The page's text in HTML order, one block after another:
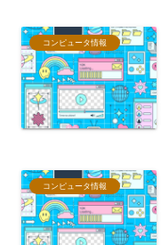
コンピュータ情報
コンピュータ情報